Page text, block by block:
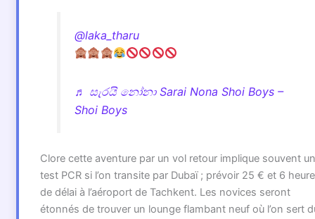
@laka_tharu
♬ සැරයි නෝනා Sarai Nona Shoi Boys –
Shoi Boys
Clore cette aventure par un vol retour implique souvent un
test PCR si l’on transite par Dubaï ; prévoir 25 € et 6
de délai à l’aéroport de Tachkent. Les novices seront
étonnés de trouver un lounge flambant neuf où l’on sert